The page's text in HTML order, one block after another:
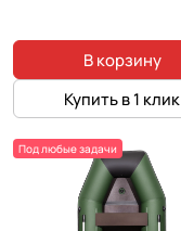
В корзину
Купить в 1 клик
Под любые задачи